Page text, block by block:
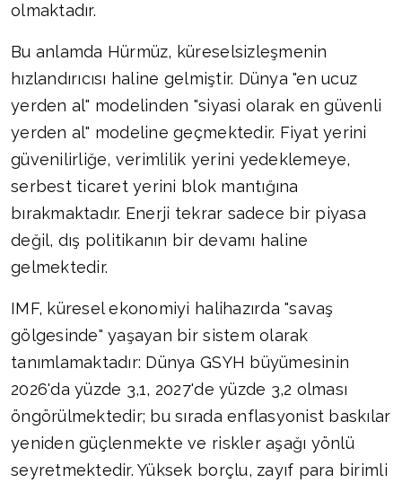
olmaktadır.
Bu anlamda Hürmüz, küreselsizleşmenin
hızlandırıcısı haline gelmiştir. Dünya "en ucuz
yerden al" modelinden "siyasi olarak en güvenli
yerden al" modeline geçmektedir. Fiyat yerini
güvenilirliğe, verimlilik yerini yedeklemeye,
serbest ticaret yerini blok mantığına
bırakmaktadır. Enerji tekrar sadece bir piyasa
değil, dış politikanın bir devamı haline
gelmektedir.
IMF, küresel ekonomiyi halihazırda "savaş
gölgesinde" yaşayan bir sistem olarak
tanımlamaktadır: Dünya GSYH büyümesinin
2026'da yüzde 3,1, 2027'de yüzde 3,2 olması
öngörülmektedir; bu sırada enflasyonist baskılar
yeniden güçlenmekte ve riskler aşağı yönlü
seyretmektedir. Yüksek borçlu, zayıf para birimli